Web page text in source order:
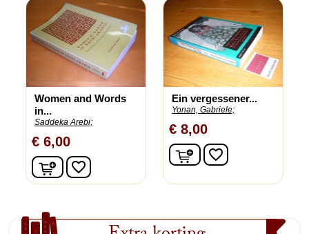
Women and Words
in...
Saddeka Arebi;
€ 6,00
In winkelwagen
favorite_border
Ein vergessener...
Yonan, Gabriele;
€ 8,00
In winkelwagen
favorite_border